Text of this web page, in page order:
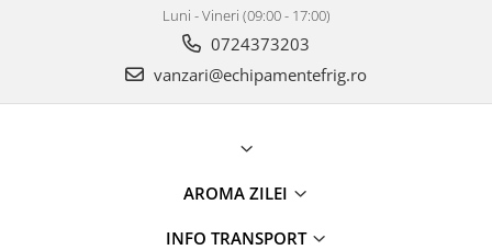
Luni - Vineri (09:00 - 17:00)
0724373203
vanzari@echipamentefrig.ro
AROMA ZILEI
INFO TRANSPORT